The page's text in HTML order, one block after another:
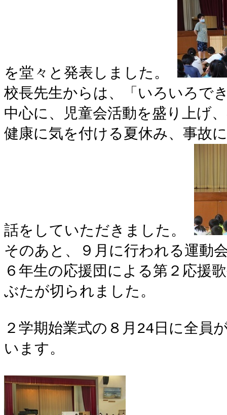
を堂々と発表しました。
校長先生からは、「いろいろで
中心に、児童会活動を盛り上げ
健康に気を付ける夏休み、事故
話をしていただきました。
そのあと、９月に行われる運動
６年生の応援団による第２応援
ぶたが切られました。
２学期始業式の８月24日に全員
います。